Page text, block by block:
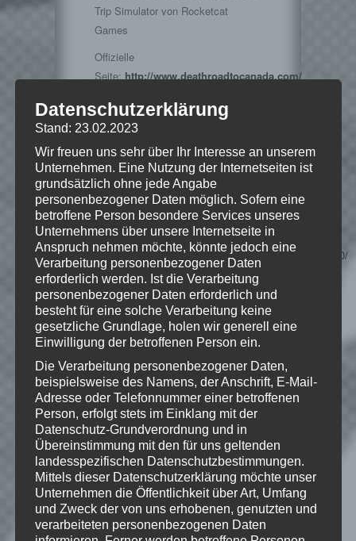
Trip Simulator von Rocketcat
Games
Offizielle
Seite:http://www.deathroadtocanada.com/
Hinweise
Wenn Dir das Spiel gefällt,
unterstütze bitte die Entwickler und
kaufe Dir das Spiel im Original!
Stream:http://store.steampowered.com/app/252610/
© 2016 Rocketcat Games
Wie gefällt dir dieser Beitrag?
Klicke hier und lasse
eine Bewertung da!
Schreibe einen Kommentar
Deine E-Mail-Adresse wird nicht
Datenschutzerklärung
Stand: 23.02.2023
Wir freuen uns sehr über Ihr Interesse an unserem
Unternehmen. Eine Nutzung der Internetseiten ist
grundsätzlich ohne jede Angabe
personenbezogener Daten möglich. Sofern eine
betroffene Person besondere Services unseres
Unternehmens über unsere Internetseite in
Anspruch nehmen möchte, könnte jedoch eine
Verarbeitung personenbezogener Daten
erforderlich werden. Ist die Verarbeitung
personenbezogener Daten erforderlich und
besteht für eine solche Verarbeitung keine
gesetzliche Grundlage, holen wir generell eine
Einwilligung der betroffenen Person ein.
Die Verarbeitung personenbezogener Daten,
beispielsweise des Namens, der Anschrift, E-Mail-
Adresse oder Telefonnummer einer betroffenen
Person, erfolgt stets im Einklang mit der
Datenschutz-Grundverordnung und in
Übereinstimmung mit den für uns geltenden
landesspezifischen Datenschutzbestimmungen.
Mittels dieser Datenschutzerklärung möchte unser
Unternehmen die Öffentlichkeit über Art, Umfang
und Zweck der von uns erhobenen, genutzten und
verarbeiteten personenbezogenen Daten